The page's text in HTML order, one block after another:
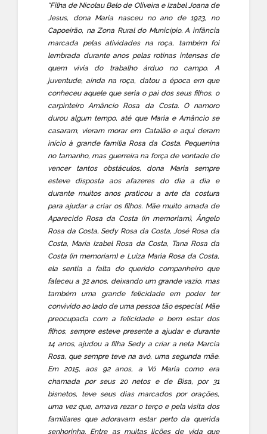
“Filha de Nicolau Belo de Oliveira e Izabel Joana de
Jesus, dona Maria nasceu no ano de 1923, no
Capoeirão, na Zona Rural do Município. A infância
marcada pelas atividades na roça, também foi
lembrada durante anos pelas rotinas intensas de
quem vivia do trabalho árduo no campo. A
juventude, ainda na roça, datou a época em que
conheceu aquele que seria o pai dos seus filhos, o
carpinteiro Amâncio Rosa da Costa. O namoro
durou algum tempo, até que Maria e Amâncio se
casaram, vieram morar em Catalão e aqui deram
início à grande família Rosa da Costa. Pequenina
no tamanho, mas guerreira na força de vontade de
vencer tantos obstáculos, dona Maria sempre
esteve disposta aos afazeres do dia a dia e
durante muitos anos praticou a arte da costura
para ajudar a criar os filhos. Mãe muito amada de
Aparecido Rosa da Costa (in memoriam), Ângelo
Rosa da Costa, Sedy Rosa da Costa, José Rosa da
Costa, Maria Izabel Rosa da Costa, Tana Rosa da
Costa (in memoriam) e Luiza Maria Rosa da Costa,
ela sentia a falta do querido companheiro que
faleceu a 32 anos, deixando um grande vazio, mas
também uma grande felicidade em poder ter
convivido ao lado de uma pessoa tão especial. Mãe
preocupada com a felicidade e bem estar dos
filhos, sempre esteve presente a ajudar e durante
14 anos, ajudou a filha Sedy a criar a neta Marcia
Rosa, que sempre teve na avó, uma segunda mãe.
Em 2015, aos 92 anos, a Vó Maria como era
chamada por seus 20 netos e de Bisa, por 31
bisnetos, teve seus dias marcados por orações,
uma vez que, amava rezar o terço e pela visita dos
familiares que adoravam estar perto da querida
senhorinha. Entre as muitas lições de vida que